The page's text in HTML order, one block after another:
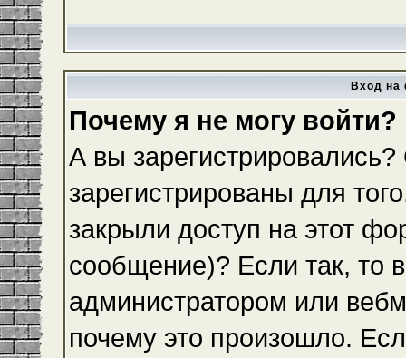
Вход на
Почему я не могу войти?
А вы
зарегистрированы для
закрыли доступ на этот
сообщение)? Если так, то
администратором или
почему это произошло.